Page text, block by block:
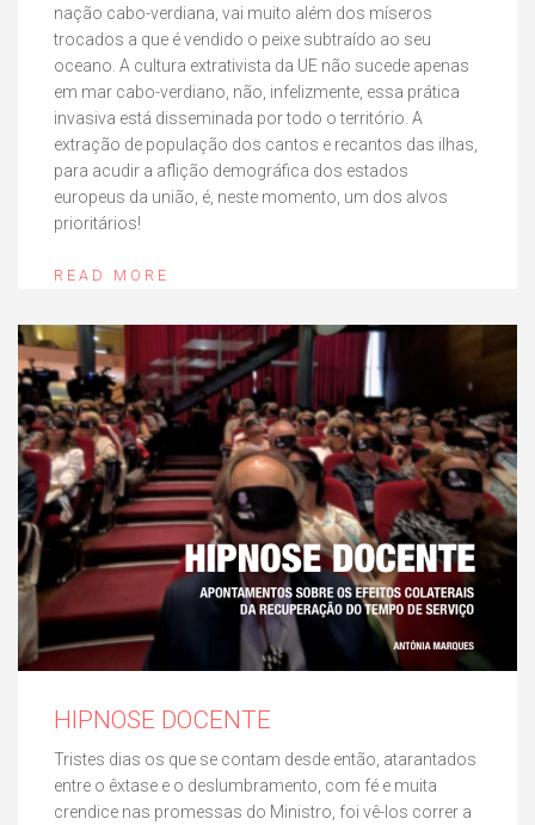
nação cabo-verdiana, vai muito além dos míseros
trocados a que é vendido o peixe subtraído ao seu
oceano. A cultura extrativista da UE não sucede apenas
em mar cabo-verdiano, não, infelizmente, essa prática
invasiva está disseminada por todo o território. A
extração de população dos cantos e recantos das ilhas,
para acudir a aflição demográfica dos estados
europeus da união, é, neste momento, um dos alvos
prioritários!
READ MORE
HIPNOSE DOCENTE
Tristes dias os que se contam desde então, atarantados
entre o êxtase e o deslumbramento, com fé e muita
crendice nas promessas do Ministro, foi vê-los correr a